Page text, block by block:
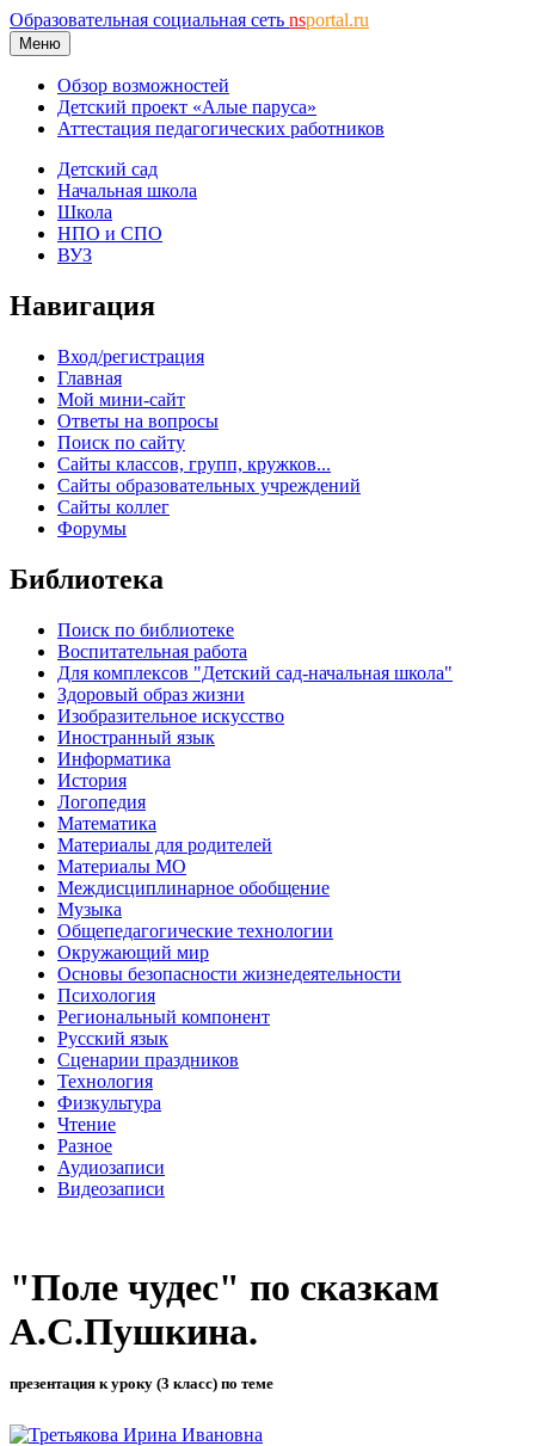
Образовательная социальная сеть nsportal.ru
Меню
Обзор возможностей
Детский проект «Алые паруса»
Аттестация педагогических работников
Детский сад
Начальная школа
Школа
НПО и СПО
ВУЗ
Навигация
Вход/регистрация
Главная
Мой мини-сайт
Ответы на вопросы
Поиск по сайту
Сайты классов, групп, кружков...
Сайты образовательных учреждений
Сайты коллег
Форумы
Библиотека
Поиск по библиотеке
Воспитательная работа
Для комплексов "Детский сад-начальная школа"
Здоровый образ жизни
Изобразительное искусство
Иностранный язык
Информатика
История
Логопедия
Математика
Материалы для родителей
Материалы МО
Междисциплинарное обобщение
Музыка
Общепедагогические технологии
Окружающий мир
Основы безопасности жизнедеятельности
Психология
Региональный компонент
Русский язык
Сценарии праздников
Технология
Физкультура
Чтение
Разное
Аудиозаписи
Видеозаписи
"Поле чудес" по сказкам
А.С.Пушкина.
презентация к уроку (3 класс) по теме